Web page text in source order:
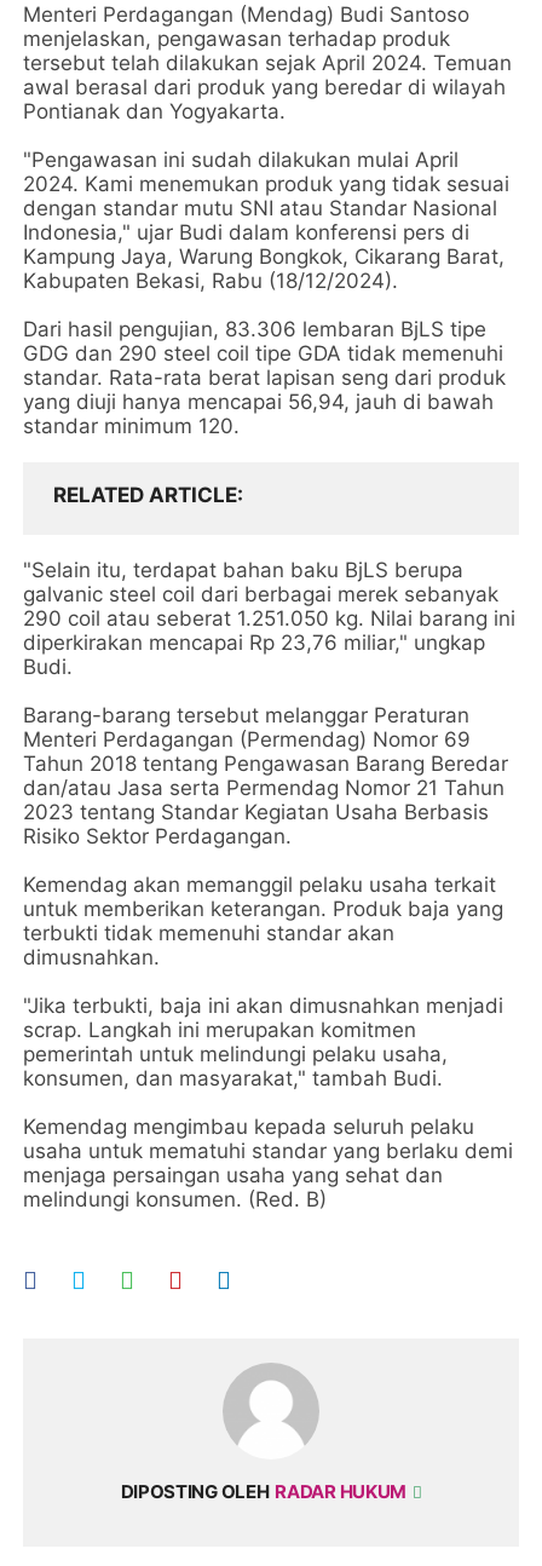
Menteri Perdagangan (Mendag) Budi Santoso
menjelaskan, pengawasan terhadap produk
tersebut telah dilakukan sejak April 2024. Temuan
awal berasal dari produk yang beredar di wilayah
Pontianak dan Yogyakarta.
"Pengawasan ini sudah dilakukan mulai April
2024. Kami menemukan produk yang tidak sesuai
dengan standar mutu SNI atau Standar Nasional
Indonesia," ujar Budi dalam konferensi pers di
Kampung Jaya, Warung Bongkok, Cikarang Barat,
Kabupaten Bekasi, Rabu (18/12/2024).
Dari hasil pengujian, 83.306 lembaran BjLS tipe
GDG dan 290 steel coil tipe GDA tidak memenuhi
standar. Rata-rata berat lapisan seng dari produk
yang diuji hanya mencapai 56,94, jauh di bawah
standar minimum 120.
RELATED ARTICLE
"Selain itu, terdapat bahan baku BjLS berupa
galvanic steel coil dari berbagai merek sebanyak
290 coil atau seberat 1.251.050 kg. Nilai barang ini
diperkirakan mencapai Rp 23,76 miliar," ungkap
Budi.
Barang-barang tersebut melanggar Peraturan
Menteri Perdagangan (Permendag) Nomor 69
Tahun 2018 tentang Pengawasan Barang Beredar
dan/atau Jasa serta Permendag Nomor 21 Tahun
2023 tentang Standar Kegiatan Usaha Berbasis
Risiko Sektor Perdagangan.
Kemendag akan memanggil pelaku usaha terkait
untuk memberikan keterangan. Produk baja yang
terbukti tidak memenuhi standar akan
dimusnahkan.
"Jika terbukti, baja ini akan dimusnahkan menjadi
scrap. Langkah ini merupakan komitmen
pemerintah untuk melindungi pelaku usaha,
konsumen, dan masyarakat," tambah Budi.
Kemendag mengimbau kepada seluruh pelaku
usaha untuk mematuhi standar yang berlaku demi
menjaga persaingan usaha yang sehat dan
melindungi konsumen. (Red. B)
DIPOSTING OLEH RADAR HUKUM